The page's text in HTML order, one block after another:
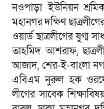
নওপাড়া ইউনিয়ন
মহানগর দক্ষিণ
ওয়ার্ড ছাত্রলীগের যুগ্ম
তাহমিদ আশরাফ,
আজাদ, শের-ই-বাংলা
এবিএম নুরুল হক ওরফে
লীগের সাবেক